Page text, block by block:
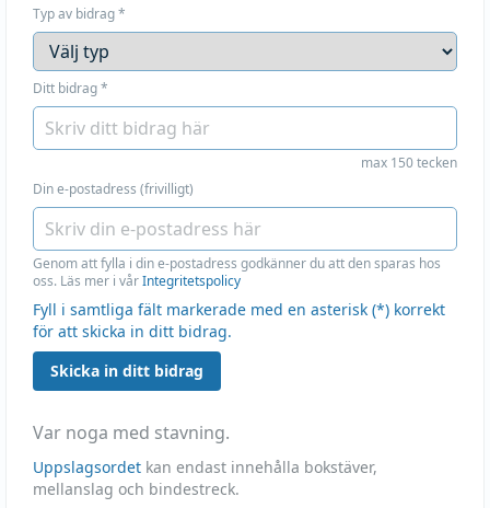
Typ av bidrag*
Ditt bidrag*
max 150 tecken
Din e-postadress (frivilligt)
Genom att fylla i din e-postadress godkänner du att den sparas hos
oss. Läs mer i vårIntegritetspolicy
Fyll i samtliga fält markerade med en asterisk (*) korrekt
för att skicka in ditt bidrag.
Skicka in ditt bidrag
Var noga med stavning.
Uppslagsordet kan endast innehålla bokstäver,
mellanslag och bindestreck.